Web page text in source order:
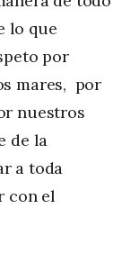
lo que
por
mares, por
nuestros
de la
a toda
con el